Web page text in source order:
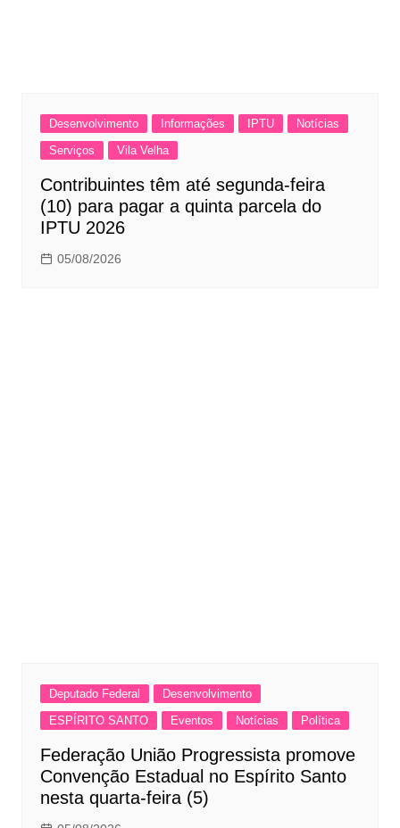
Desenvolvimento Informações IPTU
Notícias
Serviços
Vila Velha
Contribuintes têm até segunda-feira
(10) para pagar a quinta parcela do
IPTU 2026
05/08/2026
Deputado Federal
Desenvolvimento
ESPÍRITO SANTO
Eventos Notícias Política
Federação União Progressista promove
Convenção Estadual no Espírito Santo
nesta quarta-feira (5)